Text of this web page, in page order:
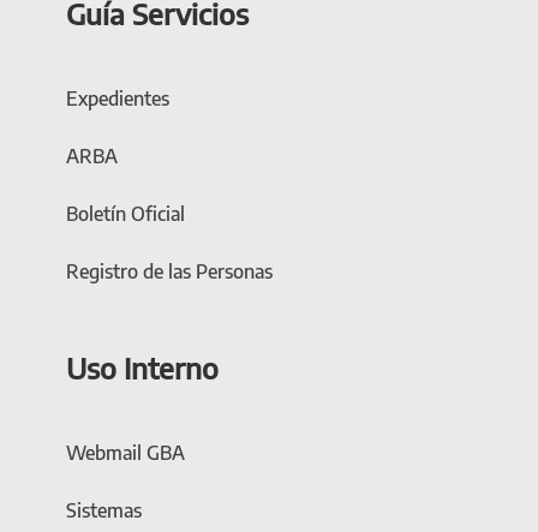
Guía Servicios
Expedientes
ARBA
Boletín Oficial
Registro de las Personas
Uso Interno
Webmail GBA
Sistemas